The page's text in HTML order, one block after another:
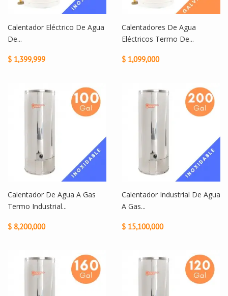
Calentador Eléctrico De Agua
De...
$ 1,399,999
Calentadores De Agua
Eléctricos Termo De...
$ 1,099,000
Calentador De Agua A Gas
Termo Industrial...
$ 8,200,000
Calentador Industrial De Agua
A Gas...
$ 15,100,000